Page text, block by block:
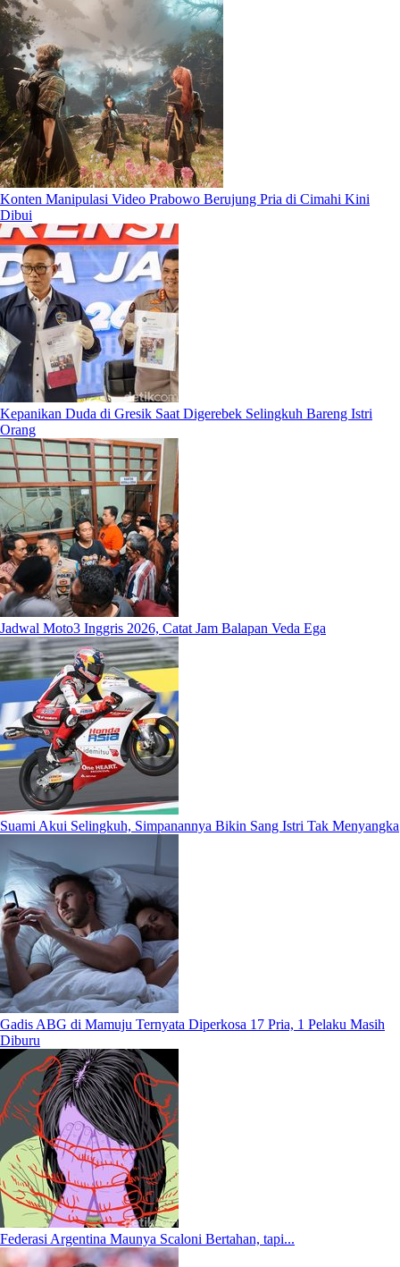
Konten Manipulasi Video Prabowo Berujung Pria di Cimahi Kini
Dibui
Kepanikan Duda di Gresik Saat Digerebek Selingkuh Bareng Istri
Orang
Jadwal Moto3 Inggris 2026, Catat Jam Balapan Veda Ega
Suami Akui Selingkuh, Simpanannya Bikin Sang Istri Tak Menyangka
Gadis ABG di Mamuju Ternyata Diperkosa 17 Pria, 1 Pelaku Masih
Diburu
Federasi Argentina Maunya Scaloni Bertahan, tapi...